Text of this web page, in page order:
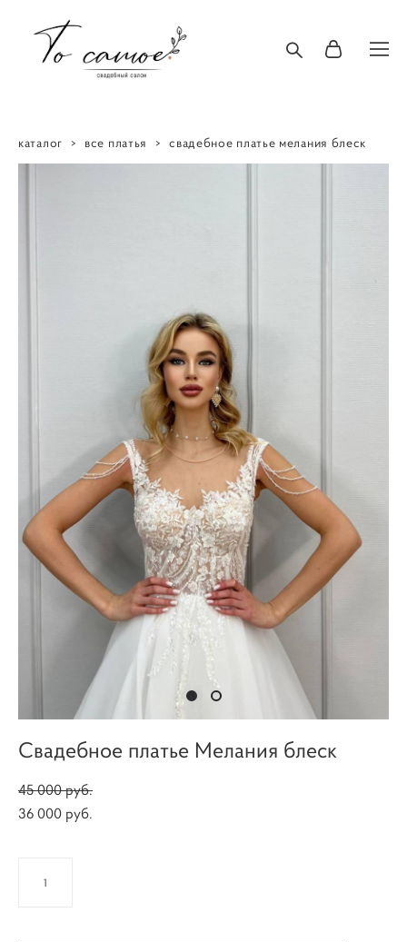
каталог > все платья > свадебное платье мелания блеск
Свадебное платье Мелания блеск
45 000 pуб.
36 000 pуб.